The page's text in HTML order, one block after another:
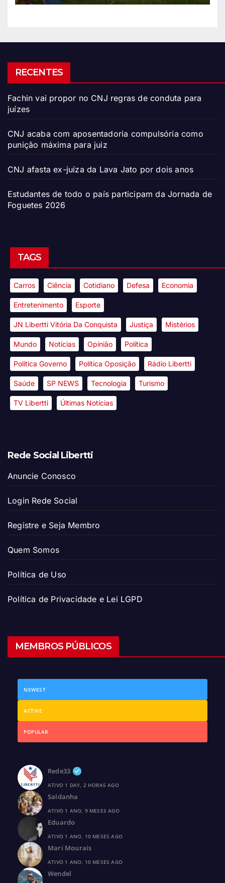
RECENTES
Fachin vai propor no CNJ regras de conduta para
juízes
CNJ acaba com aposentadoria compulsória como
punição máxima para juiz
CNJ afasta ex-juíza da Lava Jato por dois anos
Estudantes de todo o país participam da Jornada de
Foguetes 2026
TAGS
Carros Ciência Cotidiano Defesa Economia
Entretenimento Esporte
JN Libertti Vitória Da Conquista Justiça Mistérios
Mundo Notícias Opinião Política
Política Governo Política Oposição Rádio Libertti
Saúde SP NEWS Tecnologia Turismo
TV Libertti Últimas Notícias
Rede Social Libertti
Anuncie Conosco
Login Rede Social
Registre e Seja Membro
Quem Somos
Política de Uso
Política de Privacidade e Lei LGPD
MEMBROS PÚBLICOS
NEWEST
ACTIVE
POPULAR
Rede33
ATIVO 1 DAY, 2 HORAS AGO
Saldanha
ATIVO 1 ANO, 9 MESES AGO
Eduardo
ATIVO 1 ANO, 10 MESES AGO
Mari Mourais
ATIVO 1 ANO, 10 MESES AGO
Wendel